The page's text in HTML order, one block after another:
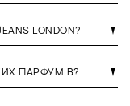
LONDON?
ПАРФУМІВ?